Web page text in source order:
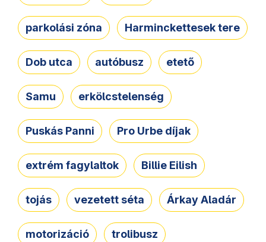
parkolási zóna Harminckettesek tere
Dob utca autóbusz etető
Samu erkölcstelenség
Puskás Panni Pro Urbe díjak
extrém fagylaltok Billie Eilish
tojás vezetett séta Árkay Aladár
motorizáció trolibusz